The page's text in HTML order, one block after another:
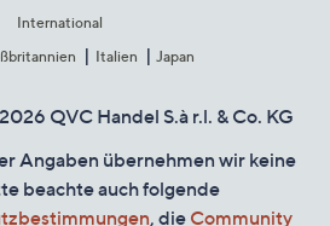
International
Italien Japan
QVC Handel S.à r.l. & Co. KG
Angaben übernehmen wir keine
beachte auch folgende
, die Community